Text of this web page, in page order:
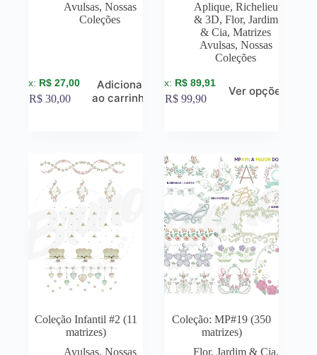
Avulsas, Nossas
Coleções
R$ 27,00
R$ 30,00
Adicionar
ao carrinho
Aplique, Richelieu
& 3D, Flor, Jardim
& Cia,Matrizes
Avulsas, Nossas
Coleções
R$ 89,91
R$ 99,90
Ver opções
Coleção Infantil #2 (11
matrizes)
Avulsas, Nossas
Coleção: MP#19 (350
matrizes)
Flor, Jardim & Cia,